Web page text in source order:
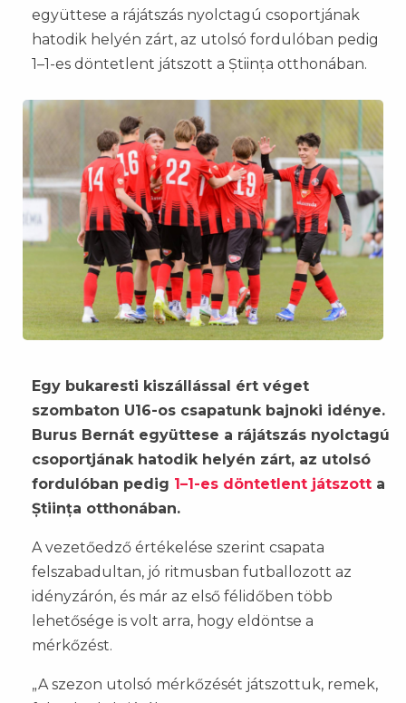
együttese a rájátszás nyolctagú csoportjának
hatodik helyén zárt, az utolsó fordulóban pedig
1–1-es döntetlent játszott a Știința otthonában.
Egy bukaresti kiszállással ért véget
szombaton U16-os csapatunk bajnoki idénye.
Burus Bernát együttese a rájátszás nyolctagú
csoportjának hatodik helyén zárt, az utolsó
fordulóban pedig 1–1-es döntetlent játszott a
Știința otthonában.
A vezetőedző értékelése szerint csapata
felszabadultan, jó ritmusban futballozott az
idényzárón, és már az első félidőben több
lehetősége is volt arra, hogy eldöntse a
mérkőzést.
„A szezon utolsó mérkőzését játszottuk, remek,